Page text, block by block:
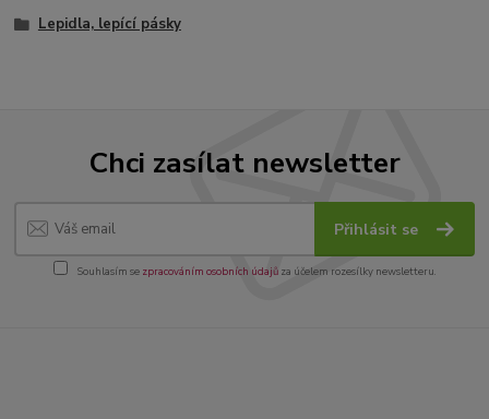
Lepidla, lepící pásky
Chci zasílat newsletter
Přihlásit se
Souhlasím se zpracováním osobních údajůza účelem rozesílky newsletteru.